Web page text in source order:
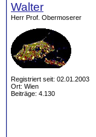
Walter
Herr Prof. Obermoserer
Registriert seit: 02.01.2003
Ort: Wien
Beiträge: 4.130